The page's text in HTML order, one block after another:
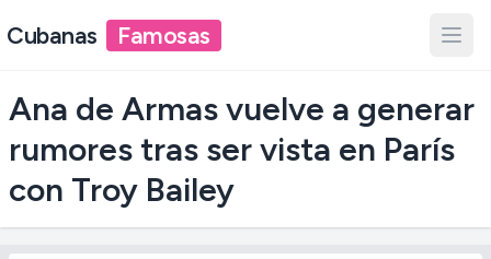
Cubanas Famosas
Ana de Armas vuelve a generar
rumores tras ser vista en París
con Troy Bailey